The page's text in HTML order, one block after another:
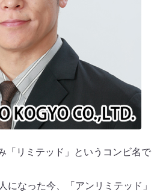
「リミテッド」というコンビ名で
になった今、「アンリミテッド」